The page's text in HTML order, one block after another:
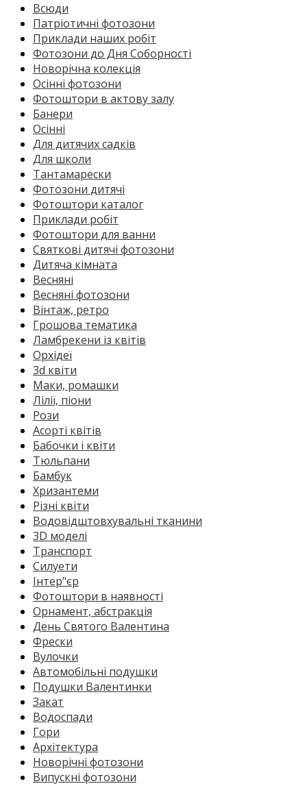
Всюди
Патріотичні фотозони
Приклади наших робіт
Фотозони до Дня Соборності
Новорічна колекція
Осінні фотозони
Фотоштори в актову залу
Банери
Осінні
Для дитячих садків
Для школи
Тантамарески
Фотозони дитячі
Фотоштори каталог
Приклади робіт
Фотоштори для ванни
Святкові дитячі фотозони
Дитяча кімната
Весняні
Весняні фотозони
Вінтаж, ретро
Грошова тематика
Ламбрекени із квітів
Орхідеї
3d квіти
Маки, ромашки
Лілії, піони
Рози
Асорті квітів
Бабочки і квіти
Тюльпани
Бамбук
Хризантеми
Різні квіти
Водовідштовхувальні тканини
3D моделі
Транспорт
Силуети
Інтер"єр
Фотоштори в наявності
Орнамент, абстракція
День Святого Валентина
Фрески
Вулочки
Автомобільні подушки
Подушки Валентинки
Закат
Водоспади
Гори
Архітектура
Новорічні фотозони
Випускні фотозони